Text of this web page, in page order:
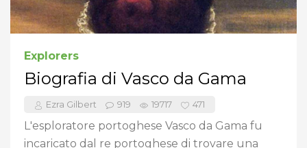
Explorers
Biografia di Vasco da Gama
Ezra Gilbert 919 19717 471
L'esploratore portoghese Vasco da Gama fu
incaricato dal re portoghese di trovare una